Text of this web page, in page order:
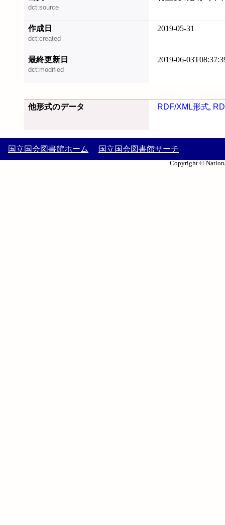
dct:source
作成日
dct:created
2019-05-31
最終更新日
dct:modified
2019-06-
他形式のデータ RDF/XML形式,
国立国会図書館ホーム 国立国会図書館サーチ
Copyright ©